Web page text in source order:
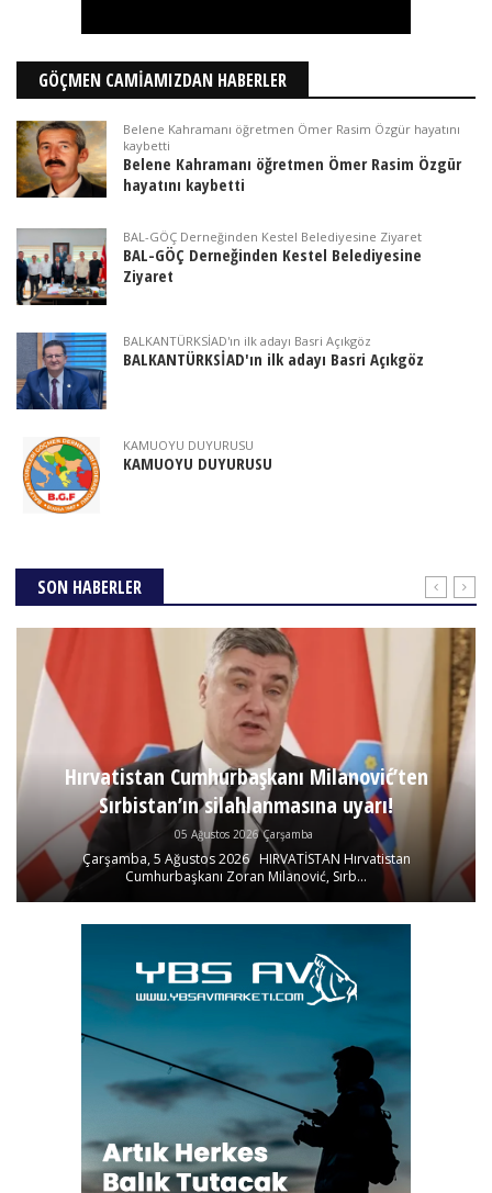
GÖÇMEN CAMİAMIZDAN HABERLER
Belene Kahramanı öğretmen Ömer Rasim Özgür hayatını
kaybetti
Belene Kahramanı öğretmen Ömer Rasim Özgür
hayatını kaybetti
BAL-GÖÇ Derneğinden Kestel Belediyesine Ziyaret
BAL-GÖÇ Derneğinden Kestel Belediyesine
Ziyaret
BALKANTÜRKSİAD'ın ilk adayı Basri Açıkgöz
BALKANTÜRKSİAD'ın ilk adayı Basri Açıkgöz
KAMUOYU DUYURUSU
KAMUOYU DUYURUSU
SON HABERLER
Hırvatistan Cumhurbaşkanı Milanović’ten
Sırbistan’ın silahlanmasına uyarı!
05 Ağustos 2026 Çarşamba
Çarşamba, 5 Ağustos 2026 HIRVATİSTAN Hırvatistan
Cumhurbaşkanı Zoran Milanović, Sırb...